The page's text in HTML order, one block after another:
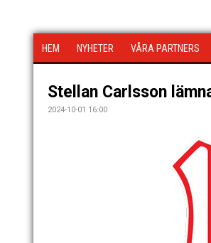
HEM NYHETER VÅRA PARTNERS
Stellan Carlsson
2024-10-01 16:00